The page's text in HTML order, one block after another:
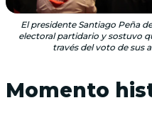
El presidente Santiago Peña
electoral partidario y sostuvo
través del voto de sus
Momento